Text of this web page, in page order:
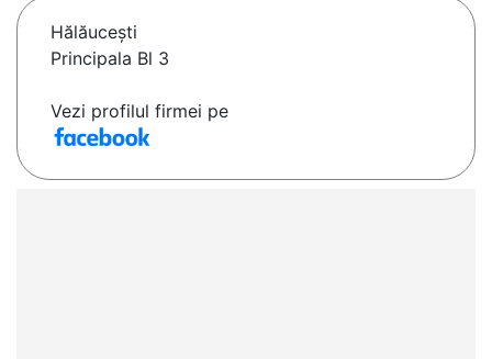
Hălăuceşti
Principala Bl 3
Vezi profilul firmei pe